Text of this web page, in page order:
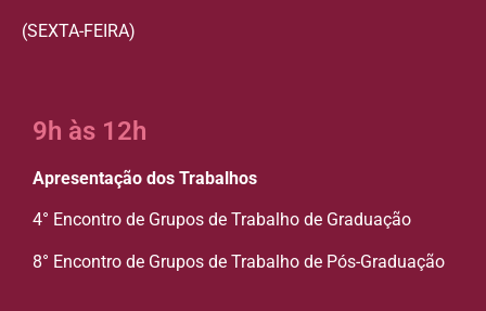
(SEXTA-FEIRA)
9h às 12h
Apresentação dos Trabalhos
4° Encontro de Grupos de Trabalho de Graduação
8° Encontro de Grupos de Trabalho de Pós-Graduação